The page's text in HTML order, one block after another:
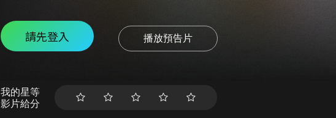
請先登入 播放預告片
我的星等
影片給分